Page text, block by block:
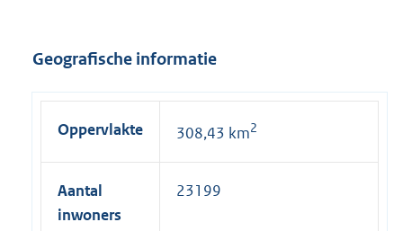
e
Geografische informatie
Oppervlakte 308,43 km2
Aantal
inwoners
23199